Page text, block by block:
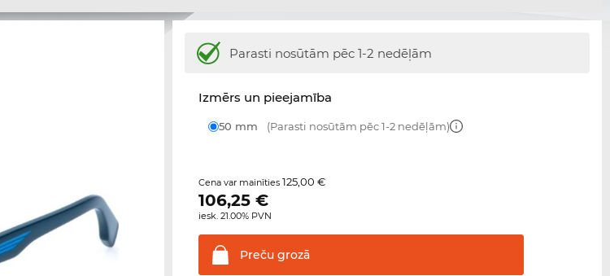
Parasti nosūtām pēc 1-2 nedēļām
Izmērs un pieejamība
50 mm (Parasti nosūtām pēc 1-2 nedēļām)
Cena var mainīties125,00 €
106,25 €
iesk. 21.00% PVN
Preču grozā